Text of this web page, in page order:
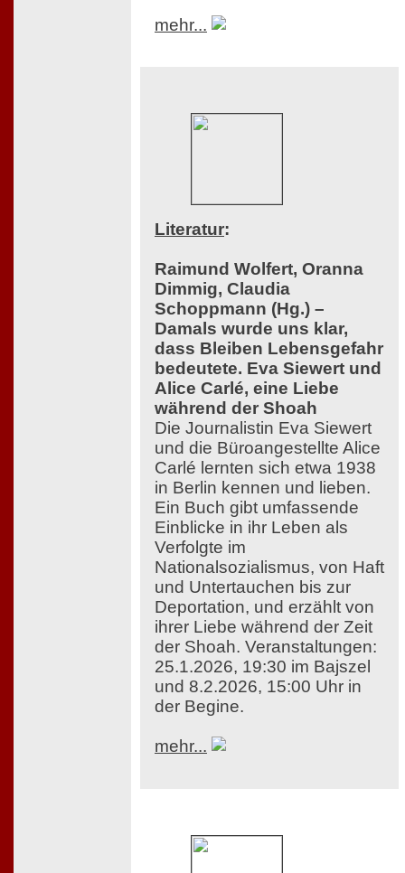
mehr...
Literatur:
Raimund Wolfert, Oranna
Dimmig, Claudia
Schoppmann (Hg.) –
Damals wurde uns klar,
dass Bleiben Lebensgefahr
bedeutete. Eva Siewert und
Alice Carlé, eine Liebe
während der Shoah
Die Journalistin Eva Siewert
und die Büroangestellte Alice
Carlé lernten sich etwa 1938
in Berlin kennen und lieben.
Ein Buch gibt umfassende
Einblicke in ihr Leben als
Verfolgte im
Nationalsozialismus, von Haft
und Untertauchen bis zur
Deportation, und erzählt von
ihrer Liebe während der Zeit
der Shoah. Veranstaltungen:
25.1.2026, 19:30 im Bajszel
und 8.2.2026, 15:00 Uhr in
der Begine.
mehr...